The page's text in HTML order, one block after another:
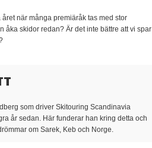
när många premiäråk tas med stor
åka skidor redan? Är det inte bättre att vi spar
som driver Skitouring Scandinavia
år sedan. Här funderar han kring detta och
om Sarek, Keb och Norge.